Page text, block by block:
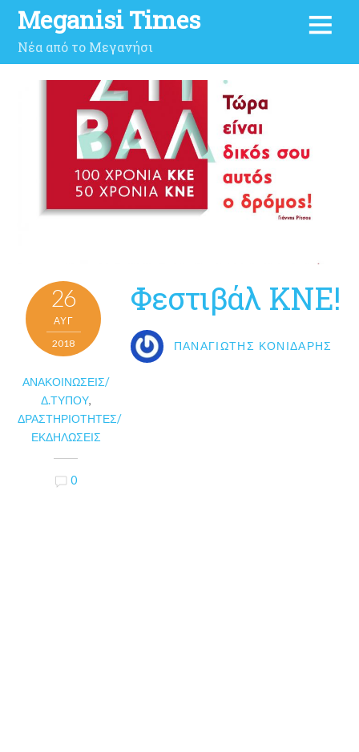
Meganisi Times
Νέα από το Μεγανήσι
26
ΑΥΓ
2018
ΑΝΑΚΟΙΝΏΣΕΙΣ/
Δ.ΤΎΠΟΥ,
ΔΡΑΣΤΗΡΙΌΤΗΤΕΣ/
ΕΚΔΗΛΏΣΕΙΣ
0
Φεστιβάλ ΚΝΕ!
ΠΑΝΑΓΙΏΤΗΣ ΚΟΝΙΔΆΡΗΣ